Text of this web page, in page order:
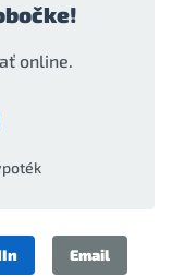
online.
Email